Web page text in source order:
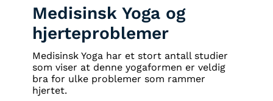
Medisinsk Yoga og
hjerteproblemer
Medisinsk Yoga har et stort antall studier
som viser at denne yogaformen er veldig
bra for ulke problemer som rammer
hjertet.